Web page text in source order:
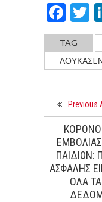
TAG
Previous
ΠΑΙΔΙΩΝ:
ΑΣΦΑΛΗΣ
ΟΛΑ